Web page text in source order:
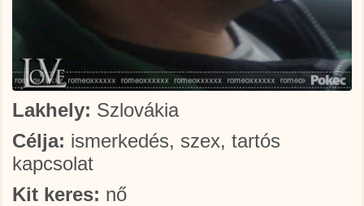
Lakhely: Szlovákia
Célja: ismerkedés, szex, tartós
kapcsolat
Kit keres: nő